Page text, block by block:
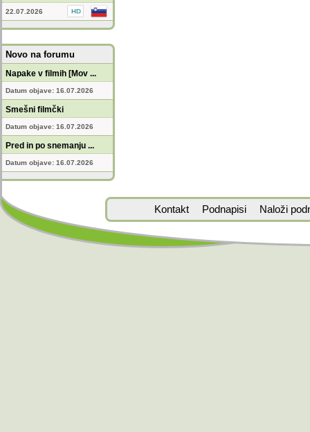
22.07.2026
Novo na forumu
Napake v filmih [Mov ...
Datum objave: 16.07.2026
Smešni filmčki
Datum objave: 16.07.2026
Pred in po snemanju ...
Datum objave: 16.07.2026
Kontakt Podnapisi Naloži